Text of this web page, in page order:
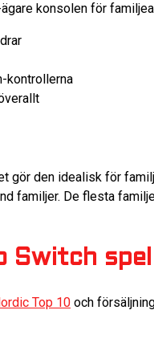
konsolen för
kontrollerna
gör den idealisk för
familjer. De flesta
Switch
Top 10 och